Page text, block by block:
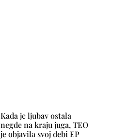
Kada je ljubav ostala
negde na kraju juga, TEO
je objavila svoj debi EP